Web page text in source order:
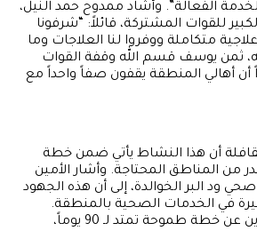
الفعالة”. وأشاد ممدوح حمد النيل،
للقوات المشتركة، قائلاً: “شرفونا
متكاملة ووفروا لنا العلاجات وما
ثمن يوسف قسم الله وقفة القوات
أن أهالي المنطقة يقفون صفاً واحداً مع
أن هذا النشاط يأتي ضمن خطة
من المناطق المحتاجة. وأشار الأمين
صحي ود البر الخوالدة، إلى أن هذه الجهود
في الخدمات الصحية بالمنطقة.
وكشف الدكتور علاء الدين عن خطة طموحة تمتد لـ 90 يوماً،